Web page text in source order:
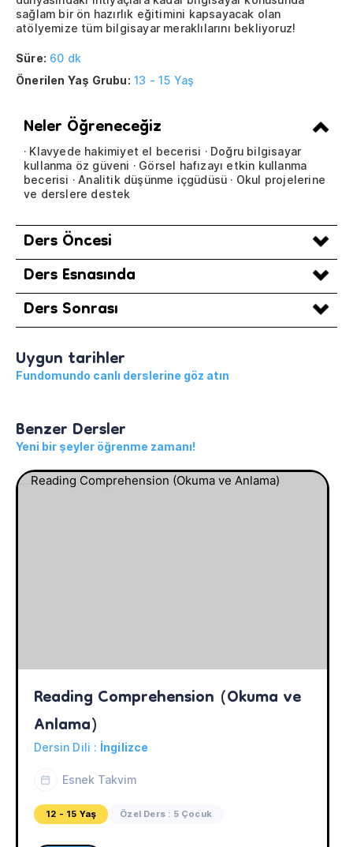
sağlam bir ön hazırlık eğitimini kapsayacak olan
atölyemize tüm bilgisayar meraklılarını bekliyoruz!
Süre: 60 dk
Önerilen Yaş Grubu: 13 - 15 Yaş
Neler Öğreneceğiz
· Klavyede hakimiyet el becerisi · Doğru bilgisayar
kullanma öz güveni · Görsel hafızayı etkin kullanma
becerisi · Analitik düşünme içgüdüsü · Okul projelerine
ve derslere destek
Ders Öncesi
Ders Esnasında
Ders Sonrası
Uygun tarihler
Fundomundo canlı derslerine göz atın
Benzer Dersler
Yeni bir şeyler öğrenme zamanı!
Reading Comprehension (Okuma ve
Anlama)
Dersin Dili : İngilizce
Esnek Takvim
12 - 15 Yaş Özel Ders : 5 Çocuk